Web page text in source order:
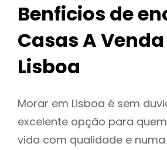
Benficios de
Casas A
Lisboa
Morar em Lisboa é sem
excelente opção para
vida com qualidade e